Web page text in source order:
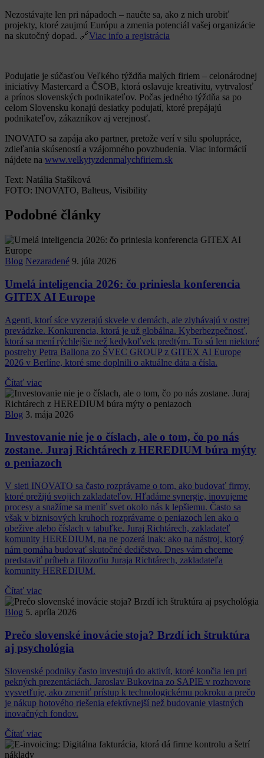
Nezostávajte len pri nápadoch – naučte sa, ako z nich urobiť
projekty, ktoré zaujmú Európu a zmenia potenciál vašej organizácie
na skutočný dopad. 🔗Viac info a registrácia
Podujatie je súčasťou Veľkého týždňa malých firiem – celonárodnej
iniciatívy Mastercard a ČSOB, ktorá oslavuje kreativitu, vytrvalosť
a prínos slovenských podnikateľov. Počas jedného týždňa sa po
celom Slovensku konajú desiatky podujatí, ktoré prepájajú
podnikateľov, zákazníkov aj verejnosť.
INOVATO sa zapája ako partner, pretože verí v silu spolupráce,
zdieľania skúseností a vzájomného povzbudenia. Viac informácií
nájdete na www.velkytyzdenmalychfiriem.sk
Text: Natália Stašíková
FOTO: INOVATO, Balteus, Visibility
Podobné články
Blog Nezaradené 9. júla 2026
Umelá inteligencia 2026: čo priniesla konferencia
GITEX AI Europe
Agenti, ktorí síce vyzerajú skvele v demách, ale zlyhávajú v ostrej
prevádzke. Konkurencia, ktorá je už globálna. Kyberbezpečnosť,
ktorá sa mení rýchlejšie než kedykoľvek predtým. To sú len niektoré
postrehy Petra Ballona zo ŠVEC GROUP z GITEX AI Europe
2026 v Berlíne, ktoré sme doplnili o aktuálne dáta a čísla.
Čítať viac
Blog 3. mája 2026
Investovanie nie je o číslach, ale o tom, čo po nás
zostane. Juraj Richtárech z HEREDIUM búra mýty
o peniazoch
V sieti INOVATO sa často rozprávame o tom, ako budovať firmy,
ktoré prežijú svojich zakladateľov. Hľadáme synergie, inovujeme
procesy a snažíme sa meniť svet okolo nás k lepšiemu. Často sa
však v biznisových kruhoch rozprávame o peniazoch len ako o
obežive alebo číslach v tabuľke. Juraj Richtárech, zakladateľ
komunity HEREDIUM, na ne pozerá inak: ako na nástroj, ktorý
nám pomáha budovať skutočné dedičstvo. Dnes vám chceme
predstaviť príbeh a filozofiu Juraja Richtárech, zakladateľa
komunity HEREDIUM.
Čítať viac
Blog 5. apríla 2026
Prečo slovenské inovácie stoja? Brzdí ich štruktúra
aj psychológia
Slovenské podniky často investujú do aktivít, ktoré končia len pri
pekných prezentáciách. Jaroslav Bukovina zo SAPIE v rozhovore
vysvetľuje, ako zmeniť prístup k technologickému pokroku a prečo
je nákup hotového riešenia efektívnejší než budovanie vlastných
inovačných fondov.
Čítať viac